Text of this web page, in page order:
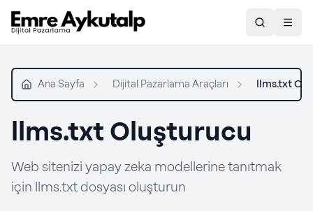
Ara
Ana Sayfa Dijital Pazarlama Araçları llms.txt
llms.txt Oluşturucu
Web sitenizi yapay zeka modellerine tanıtmak
için llms.txt dosyası oluşturun